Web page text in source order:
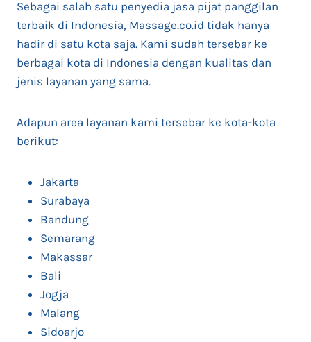
Sebagai salah satu penyedia jasa pijat panggilan
terbaik di Indonesia, Massage.co.id tidak hanya
hadir di satu kota saja. Kami sudah tersebar ke
berbagai kota di Indonesia dengan kualitas dan
jenis layanan yang sama.
Adapun area layanan kami tersebar ke kota-kota
berikut:
Jakarta
Surabaya
Bandung
Semarang
Makassar
Bali
Jogja
Malang
Sidoarjo